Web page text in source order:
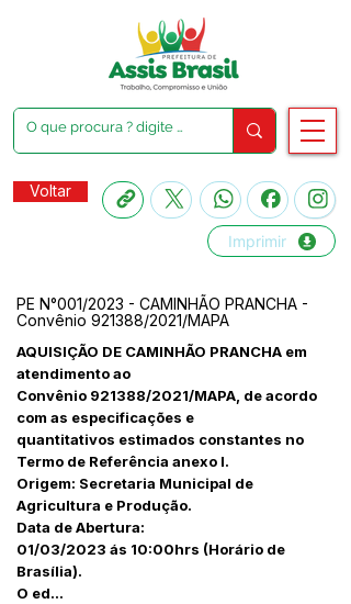
Voltar
Imprimir
PE N°001/2023 - CAMINHÃO PRANCHA -
Convênio 921388/2021/MAPA
AQUISIÇÃO DE CAMINHÃO PRANCHA em
atendimento ao
Convênio 921388/2021/MAPA, de acordo
com as especificações e
quantitativos estimados constantes no
Termo de Referência anexo I.
Origem: Secretaria Municipal de
Agricultura e Produção.
Data de Abertura:
01/03/2023 ás 10:00hrs (Horário de
Brasília).
O ed...